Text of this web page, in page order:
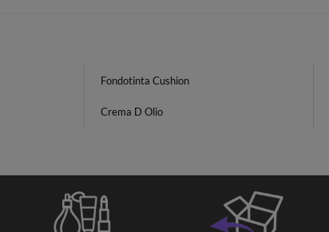
Fondotinta Cushion
Crema D Olio